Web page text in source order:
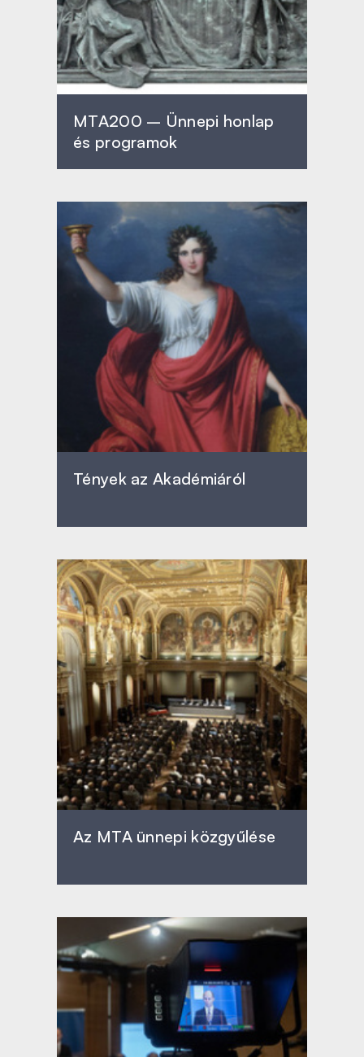
MTA200 – Ünnepi honlap
és programok
Tények az Akadémiáról
Az MTA ünnepi közgyűlése